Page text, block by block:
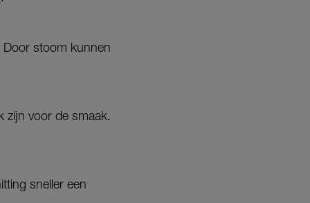
Door stoom kunnen
zijn voor de smaak.
sneller een